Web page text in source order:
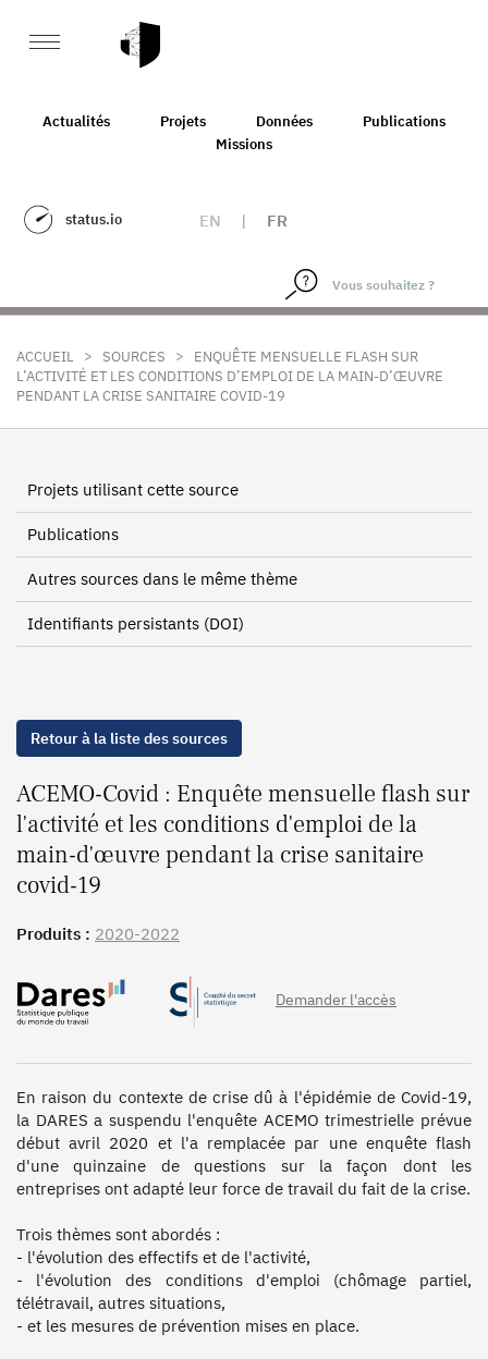
Actualités Projets Données
Publications
Missions
status.io EN | FR
ACCUEIL > SOURCES >
ENQUÊTE MENSUELLE FLASH SUR
L’ACTIVITÉ ET LES CONDITIONS D’EMPLOI DE LA MAIN-D’ŒUVRE
PENDANT LA CRISE SANITAIRE COVID-19
Projets utilisant cette source
Publications
Autres sources dans le même thème
Identifiants persistants (DOI)
Retour à la liste des sources
ACEMO-Covid : Enquête mensuelle flash sur
l'activité et les conditions d'emploi de la
main-d'œuvre pendant la crise sanitaire
covid-19
Produits : 2020-2022
Demander l'accès
En raison du contexte de crise dû à l'épidémie de Covid-19,
la DARES a suspendu l'enquête ACEMO trimestrielle prévue
début avril 2020 et l'a remplacée par une enquête flash
d'une quinzaine de questions sur la façon dont les
entreprises ont adapté leur force de travail du fait de la crise.
Trois thèmes sont abordés :
- l'évolution des effectifs et de l'activité,
- l'évolution des conditions d'emploi (chômage partiel,
télétravail, autres situations,
- et les mesures de prévention mises en place.